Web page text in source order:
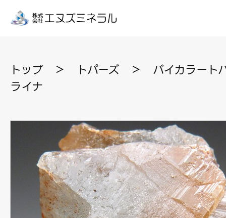
トップ ＞ トパーズ ＞
バイカラート
ライナ